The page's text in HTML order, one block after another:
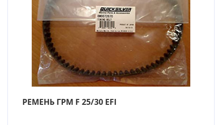
РЕМЕНЬ ГРМ F 25/30 EFI